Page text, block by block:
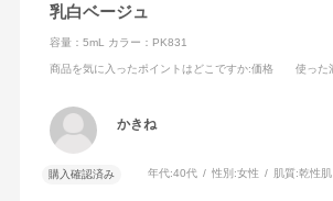
乳白ベージュ
容量：5mL カラー：PK831
商品を気に入ったポイントはどこですか:価格 使った
かきね
購入確認済み 年代:40代 性別:女性 肌質:乾性肌